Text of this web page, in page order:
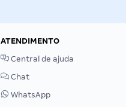
ATENDIMENTO
Central de ajuda
Chat
WhatsApp